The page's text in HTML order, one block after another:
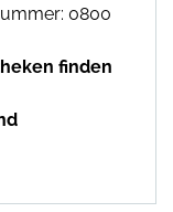
0800
finden